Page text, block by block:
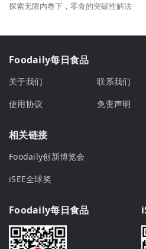
探索无限内卷下，零食的突破性解法
Foodaily每日食品
关于我们 联系我们
使用协议
免责声明
相关链接
Foodaily创新博览会
iSEE全球奖
Foodaily每日食品